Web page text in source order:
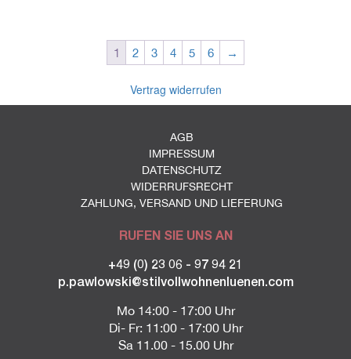
1 2 3 4 5 6 →
Vertrag widerrufen
AGB
IMPRESSUM
DATENSCHUTZ
WIDERRUFSRECHT
ZAHLUNG, VERSAND UND LIEFERUNG
RUFEN SIE UNS AN
+49 (0) 23 06 - 97 94 21
p.pawlowski@stilvollwohnenluenen.com
Mo 14:00 - 17:00 Uhr
Di- Fr: 11:00 - 17:00 Uhr
Sa 11.00 - 15.00 Uhr